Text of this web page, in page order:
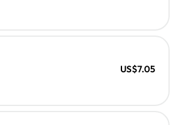
US$7.05